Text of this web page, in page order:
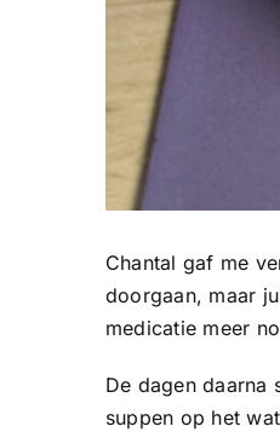
Chantal gaf me
doorgaan, maar
medicatie meer
De dagen daarna
suppen op het